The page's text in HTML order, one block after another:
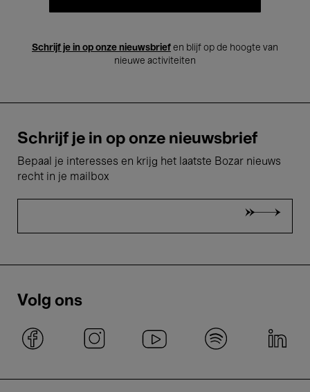
Schrijf je in op onze nieuwsbrief en blijf op de hoogte van
nieuwe activiteiten
Schrijf je in op onze nieuwsbrief
Bepaal je interesses en krijg het laatste Bozar nieuws
recht in je mailbox
Volg ons